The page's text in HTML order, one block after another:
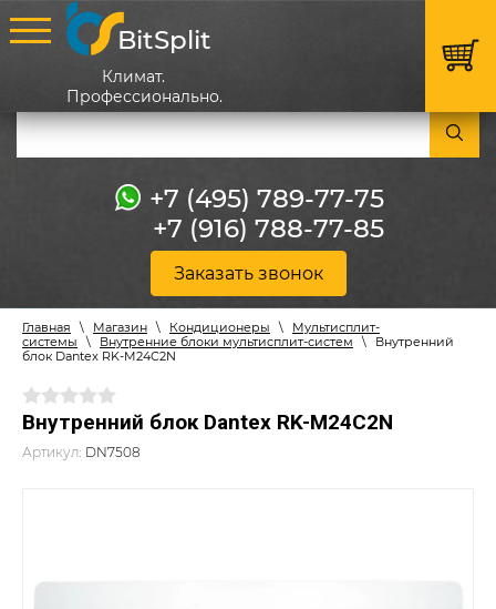
BitSplit
Климат.
Профессионально.
+7 (495) 789-77-75
+7 (916) 788-77-85
Заказать звонок
Главная \ Магазин \ Кондиционеры \
Мультисплит-
системы
\ Внутренние блоки мультисплит-систем \
Внутренний
блок Dantex RK-M24C2N
Внутренний блок Dantex RK-M24C2N
Артикул: DN7508